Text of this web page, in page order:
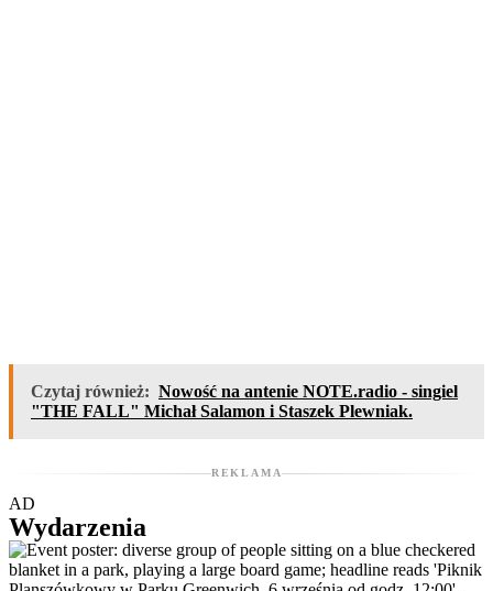
Czytaj również: Nowość na antenie NOTE.radio - singiel
"THE FALL" Michał Salamon i Staszek Plewniak.
REKLAMA
AD
Wydarzenia